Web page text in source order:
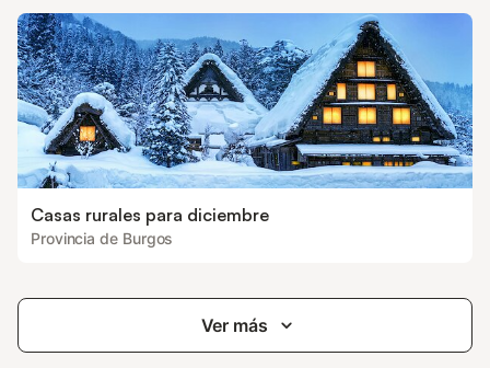
Casas rurales para diciembre
Provincia de Burgos
Ver más